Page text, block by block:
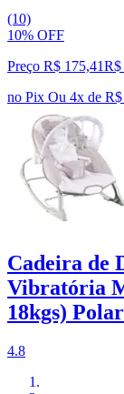
(10)
10% OFF
Preço R$ 175,41R$
no Pix Ou 4x de
Cadeira de
Vibratória
18kgs)
4.8